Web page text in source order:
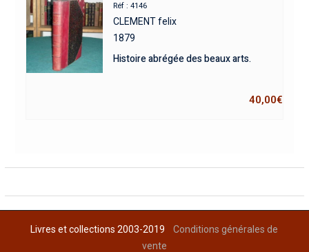
Réf : 4146
CLEMENT felix
1879
Histoire abrégée des beaux arts.
40,00€
Livres et collections 2003-2019Conditions générales de
vente